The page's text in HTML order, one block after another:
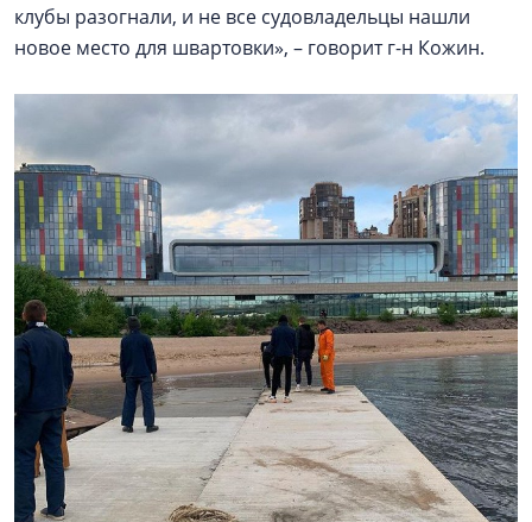
клубы разогнали, и не все судовладельцы нашли
новое место для швартовки», – говорит г-н Кожин.